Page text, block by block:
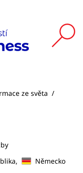
ze světa /
Německo